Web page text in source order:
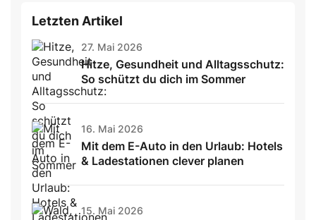
Letzten Artikel
27. Mai 2026
Hitze, Gesundheit und Alltagsschutz:
So schützt du dich im Sommer
16. Mai 2026
Mit dem E-Auto in den Urlaub: Hotels
& Ladestationen clever planen
15. Mai 2026